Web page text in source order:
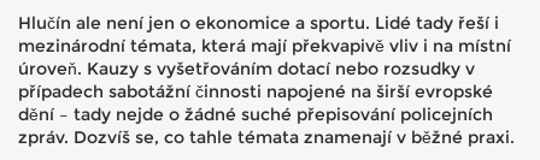
Hlučín ale není jen o ekonomice a sportu. Lidé tady řeší i
mezinárodní témata, která mají překvapivě vliv i na místní
úroveň. Kauzy s vyšetřováním dotací nebo rozsudky v
případech sabotážní činnosti napojené na širší evropské
dění – tady nejde o žádné suché přepisování policejních
zpráv. Dozvíš se, co tahle témata znamenají v běžné praxi.